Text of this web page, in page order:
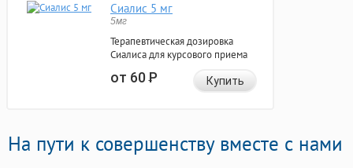
Сиалис 5 мг
5мг
Терапевтическая дозировка
Сиалиса для курсового приема
от 60Р Купить
На пути к совершенству вместе с нами